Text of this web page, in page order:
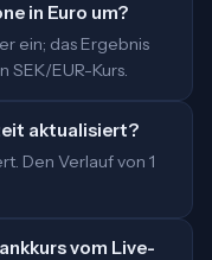
in Euro um?
ein; das Ergebnis
SEK/EUR-Kurs.
aktualisiert?
Den Verlauf von 1
vom Live-